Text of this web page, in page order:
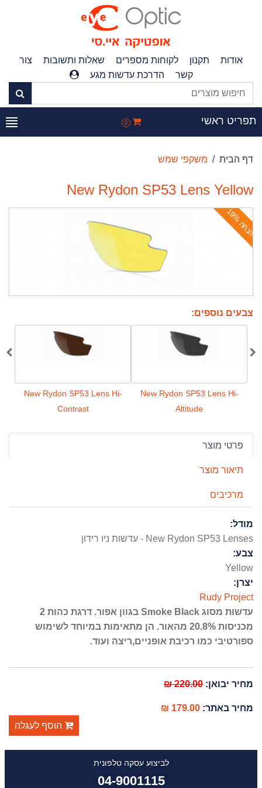
אודות תקנון לקוחות מספרים שאלות ותשובות
צור
קשר
הדרכת עדשות מגע
ראשי 0
דף הבית משקפי שמש
New Rydon SP53 Lens Yellow
ה
נ
ח
ה
1
9
צבעים נוספים:
New Rydon SP53 Lens Hi-
Altitude
New Rydon SP53 Lens Hi-
Contrast
פרטי מוצר
תיאור מוצר
מרכיבים
מודל:
New Rydon SP53 Lenses - עדשות ניו רידון
צבע:
Yellow
יצרן:
Rudy Project
עדשות מסוג Smoke Black בגוון אפור. דרגת כהות 2
מכניסות 20.8% מהאור. הן מתאימות במיוחד לשימוש
ספורטיבי כמו רכיבת אופניים,ריצה ועוד.
מחיר יבואן:220.00 ₪
מחיר באתר:179.00 ₪
הוסף לעגלה
לביצוע עסקה טלפונית
04-9001115